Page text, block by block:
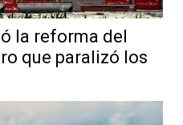
la reforma del
que paralizó los